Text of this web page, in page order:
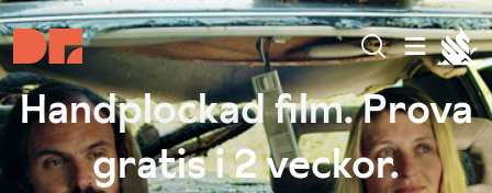
Handplockad film. Prova
gratis i 2 veckor.